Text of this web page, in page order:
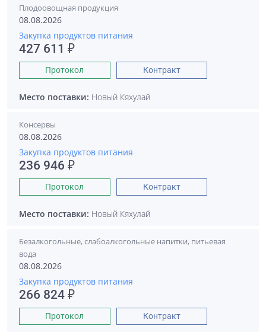
Плодоовощная продукция
08.08.2026
Закупка продуктов питания
427 611 ₽
Протокол Контракт
Место поставки: Новый Кяхулай
Консервы
08.08.2026
Закупка продуктов питания
236 946 ₽
Протокол Контракт
Место поставки: Новый Кяхулай
Безалкогольные, слабоалкогольные напитки, питьевая
вода
08.08.2026
Закупка продуктов питания
266 824 ₽
Протокол Контракт